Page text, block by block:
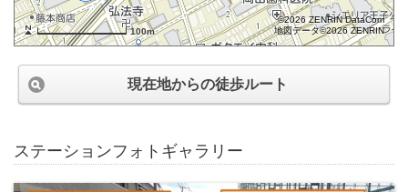
100m
©2026 ZENRIN DataCom
地図データ©2026 ZENRIN
現在地からの徒歩ルート
ステーションフォトギャラリー